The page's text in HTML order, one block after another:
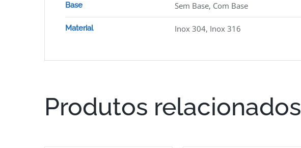
Base Sem Base, Com Base
Material Inox 304, Inox 316
Produtos relacionados